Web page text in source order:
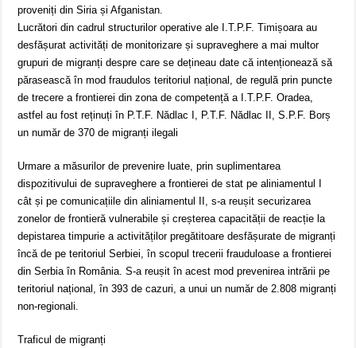
proveniți din Siria și Afganistan.
Lucrători din cadrul structurilor operative ale I.T.P.F. Timișoara au
desfășurat activități de monitorizare și supraveghere a mai multor
grupuri de migranți despre care se dețineau date că intenționează să
părasească în mod fraudulos teritoriul național, de regulă prin puncte
de trecere a frontierei din zona de competență a I.T.P.F. Oradea,
astfel au fost reținuți în P.T.F. Nădlac I, P.T.F. Nădlac II, S.P.F. Borș
un număr de 370 de migranți ilegali
Urmare a măsurilor de prevenire luate, prin suplimentarea
dispozitivului de supraveghere a frontierei de stat pe aliniamentul I
cât și pe comunicațiile din aliniamentul II, s-a reușit securizarea
zonelor de frontieră vulnerabile și creșterea capacității de reacție la
depistarea timpurie a activităților pregătitoare desfășurate de migranți
încă de pe teritoriul Serbiei, în scopul trecerii frauduloase a frontierei
din Serbia în România. S-a reușit în acest mod prevenirea intrării pe
teritoriul național, în 393 de cazuri, a unui un număr de 2.808 migranți
non-regionali.
Traficul de migranți